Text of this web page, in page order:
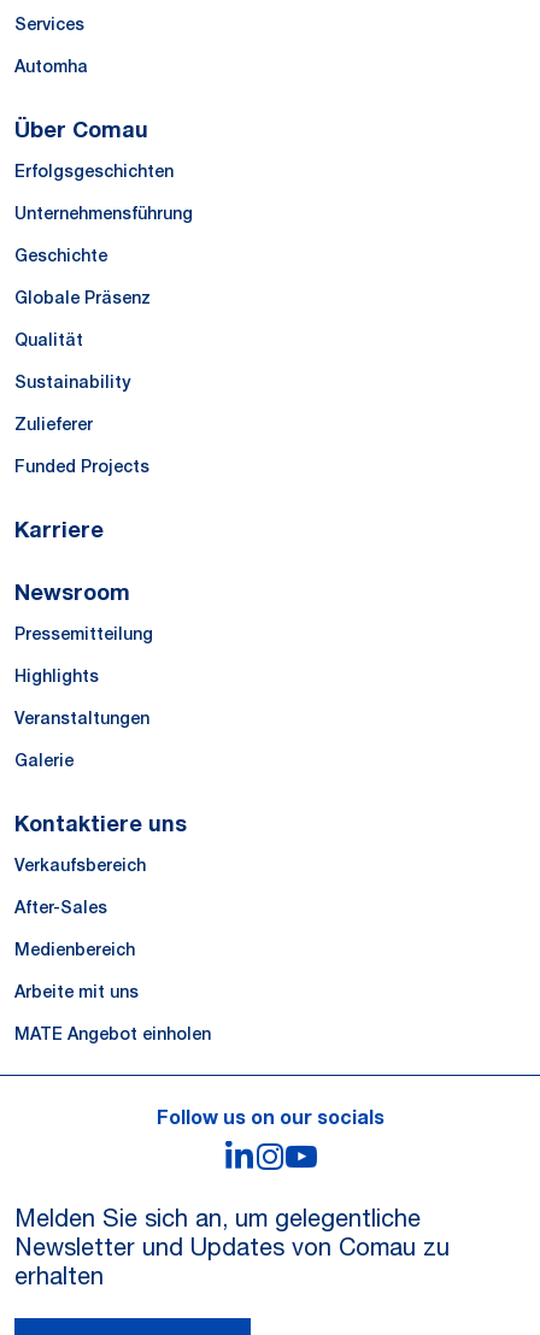
Services
Automha
Über Comau
Erfolgsgeschichten
Unternehmensführung
Geschichte
Globale Präsenz
Qualität
Sustainability
Zulieferer
Funded Projects
Karriere
Newsroom
Pressemitteilung
Highlights
Veranstaltungen
Galerie
Kontaktiere uns
Verkaufsbereich
After-Sales
Medienbereich
Arbeite mit uns
MATE Angebot einholen
Follow us on our socials
LinkedIn
Instagram
Melden Sie sich an, um gelegentliche
Newsletter und Updates von Comau zu
erhalten